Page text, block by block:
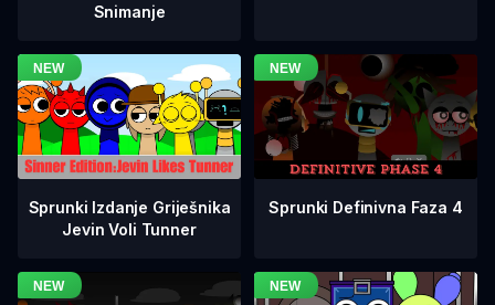
Snimanje
Sprunki Izdanje Griješnika
Jevin Voli Tunner
Sprunki Definivna Faza 4